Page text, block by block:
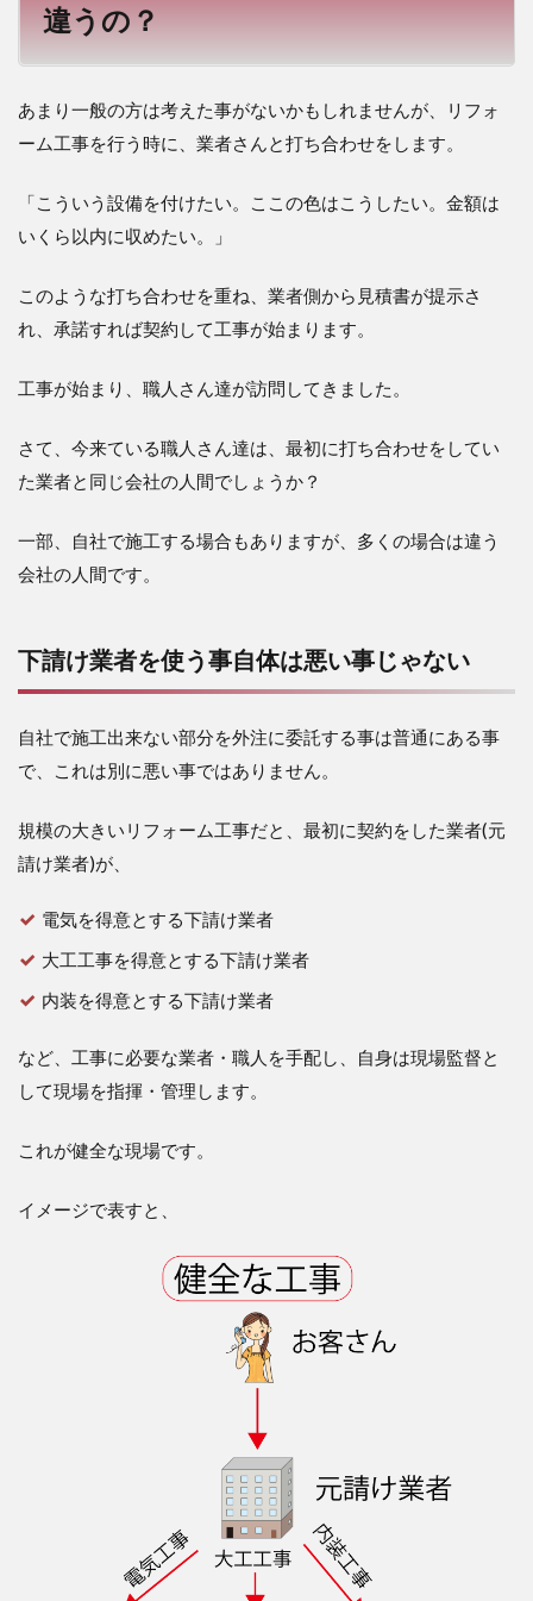
違うの？
あまり一般の方は考えた事がないかもしれませんが、リフォ
ーム工事を行う時に、業者さんと打ち合わせをします。
「こういう設備を付けたい。ここの色はこうしたい。金額は
いくら以内に収めたい。」
このような打ち合わせを重ね、業者側から見積書が提示さ
れ、承諾すれば契約して工事が始まります。
工事が始まり、職人さん達が訪問してきました。
さて、今来ている職人さん達は、最初に打ち合わせをしてい
た業者と同じ会社の人間でしょうか？
一部、自社で施工する場合もありますが、多くの場合は違う
会社の人間です。
下請け業者を使う事自体は悪い事じゃない
自社で施工出来ない部分を外注に委託する事は普通にある事
で、これは別に悪い事ではありません。
規模の大きいリフォーム工事だと、最初に契約をした業者(元
請け業者)が、
電気を得意とする下請け業者
大工工事を得意とする下請け業者
内装を得意とする下請け業者
など、工事に必要な業者・職人を手配し、自身は現場監督と
して現場を指揮・管理します。
これが健全な現場です。
イメージで表すと、